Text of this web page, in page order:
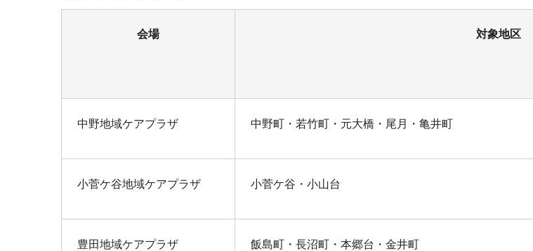
会場 対象地区
中野地域ケアプラザ 中野町・若竹町・元大橋・尾月・亀井町
小菅ケ谷地域ケアプラザ 小菅ケ谷・小山台
豊田地域ケアプラザ 飯島町・長沼町・本郷台・金井町